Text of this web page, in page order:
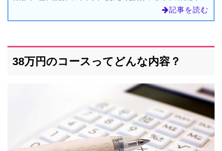
誘、脱毛の効果・評判についての口コミも掲載。様々な特典が利用
できるクラブシースリーや予約、施術時間など気になる質問も解
説。
記事を読む
38万円のコースってどんな内容？